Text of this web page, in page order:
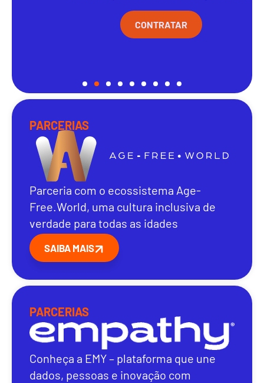
CONTRATAR
PARCERIAS
Parceria com o ecossistema Age-
Free.World, uma cultura inclusiva de
verdade para todas as idades
SAIBA MAIS
PARCERIAS
Conheça a EMY – plataforma que une
dados, pessoas e inovação com